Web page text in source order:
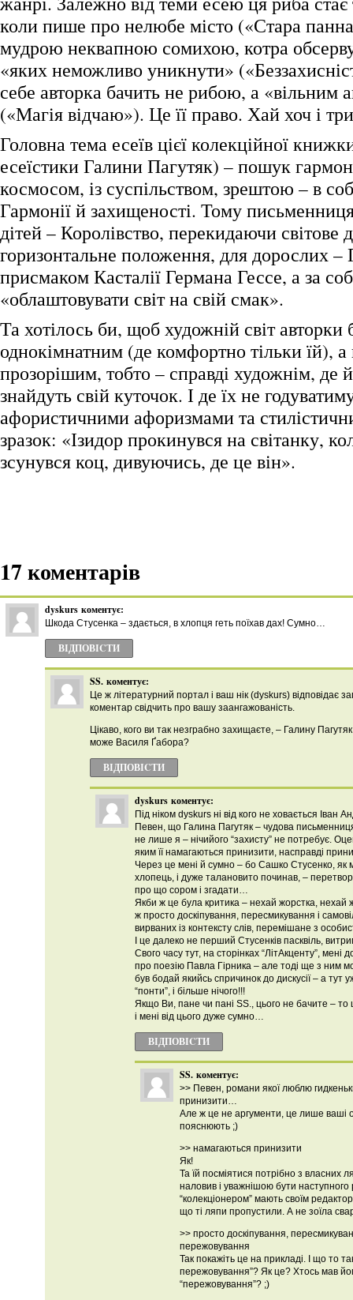
коли пише про нелюбе місто («Стара
мудрою неквапною сомихою, котра
«яких неможливо уникнути»
себе авторка бачить не рибою, а «вільним
(«Магія відчаю»). Це її право. Хай хоч і
Головна тема есеїв цієї колекційної
есеїстики Галини Пагутяк) – пошук
космосом, із суспільством, зрештою – в
Гармонії й захищеності. Тому
дітей – Королівство, перекидаючи світове
горизонтальне положення, для дорослих –
присмаком Касталії Германа Гессе, а за
«облаштовувати світ на свій смак».
Та хотілось би, щоб художній світ авторки
однокімнатним (де комфортно тільки їй),
прозорішим, тобто – справді художнім, де
знайдуть свій куточок. І де їх не
афористичними афоризмами та
зразок: «Ізидор прокинувся на світанку,
зсунувся коц, дивуючись, де це він».
17 коментарів
dyskurs коментує:
Шкода Стусенка – здається, в хлопця геть поїхав дах! Сумно…
ВІДПОВІCТИ
SS. коментує:
Це ж літературний портал і ваш нік (dyskurs) відповідає
коментар свідчить про вашу заангажованість.
Цікаво, кого ви так незграбно захищаєте, – Галину
може Василя Ґабора?
ВІДПОВІCТИ
dyskurs коментує:
Під ніком dyskurs ні від кого не ховається Іван
Певен, що Галина Пагутяк – чудова
не лише я – нічийого “захисту” не потребує.
яким її намагаються принизити, насправді
Через це мені й сумно – бо Сашко Стусенко, як
хлопець, і дуже талановито починав, –
про що сором і згадати…
Якби ж це була критика – нехай жорстка, нехай
ж просто доскіпування, пересмикування і
вирваних із контексту слів, перемішане з
І це далеко не перший Стусенків пасквіль,
Свого часу тут, на сторінках “ЛітАкценту”, мені
про поезію Павла Гірника – але тоді ще з ним
був бодай якийсь спричинок до дискусії – а тут
“понти”, і більше нічого!!!
Якщо Ви, пане чи пані SS., цього не бачите –
і мені від цього дуже сумно…
ВІДПОВІCТИ
SS. коментує:
>> Певен, романи якої люблю
принизити…
Але ж це не аргументи, це лише ваші
пояснюють ;)
>> намагаються принизити
Як!
Та їй посміятися потрібно з власних
наловив і уважнішою бути
“колекціонером” мають своїм
що ті ляпи пропустили. А не зоїла
>> просто доскіпування,
пережовування
Так покажіть це на прикладі. І що то
пережовування”? Як це? Хтось мав
“пережовування”? ;)